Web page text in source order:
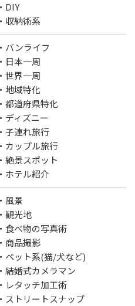
・DIY
・収納術系
・バンライフ
・日本一周
・世界一周
・地域特化
・都道府県特化
・ディズニー
・子連れ旅行
・カップル旅行
・絶景スポット
・ホテル紹介
・風景
・観光地
・食べ物の写真術
・商品撮影
・ペット系(猫/犬など)
・結婚式カメラマン
・レタッチ加工術
・ストリートスナップ